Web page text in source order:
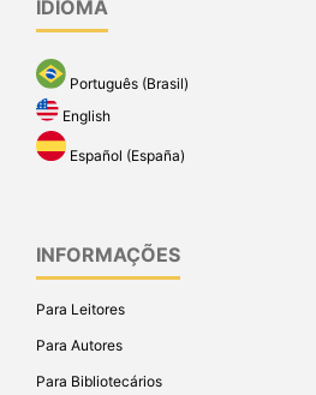
IDIOMA
Português (Brasil)
English
Español (España)
INFORMAÇÕES
Para Leitores
Para Autores
Para Bibliotecários